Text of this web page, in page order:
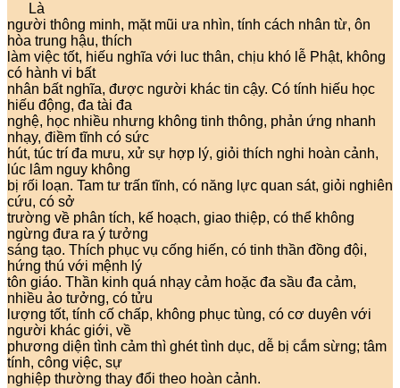
Là
người thông minh, mặt mũi ưa nhìn, tính cách nhân từ, ôn
hòa trung hậu, thích
làm việc tốt, hiếu nghĩa với luc thân, chịu khó lễ Phật, không
có hành vi bất
nhân bất nghĩa, được người khác tin cậy. Có tính hiếu học
hiếu động, đa tài đa
nghệ, học nhiều nhưng không tinh thông, phản ứng nhanh
nhạy, điềm tĩnh có sức
hút, túc trí đa mưu, xử sự hợp lý, giỏi thích nghi hoàn cảnh,
lúc lâm nguy không
bị rối loạn. Tam tư trấn tĩnh, có năng lực quan sát, giỏi nghiên
cứu, có sở
trường về phân tích, kế hoạch, giao thiệp, có thể không
ngừng đưa ra ý tưởng
sáng tạo. Thích phục vụ cống hiến, có tinh thần đồng đội,
hứng thú với mệnh lý
tôn giáo. Thần kinh quá nhạy cảm hoặc đa sầu đa cảm,
nhiều ảo tưởng, có tửu
lượng tốt, tính cố chấp, không phục tùng, có cơ duyên với
người khác giới, về
phương diện tình cảm thì ghét tình dục, dễ bị cắm sừng; tâm
tính, công việc, sự
nghiệp thường thay đổi theo hoàn cảnh.